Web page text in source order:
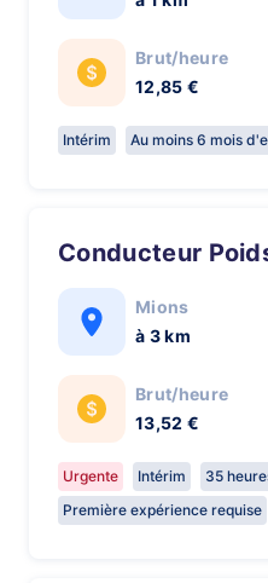
Brut/heure
12,85 €
Intérim Au moins 6 mois
Conducteur
Mions
à 3 km
Brut/heure
13,52 €
Urgente Intérim
35
Première expérience requise